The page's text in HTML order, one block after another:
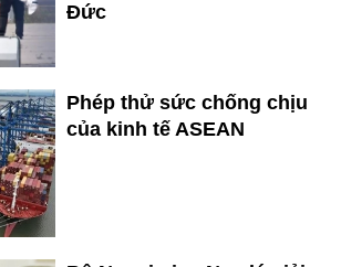
Đức
Phép thử sức chống chịu
của kinh tế ASEAN